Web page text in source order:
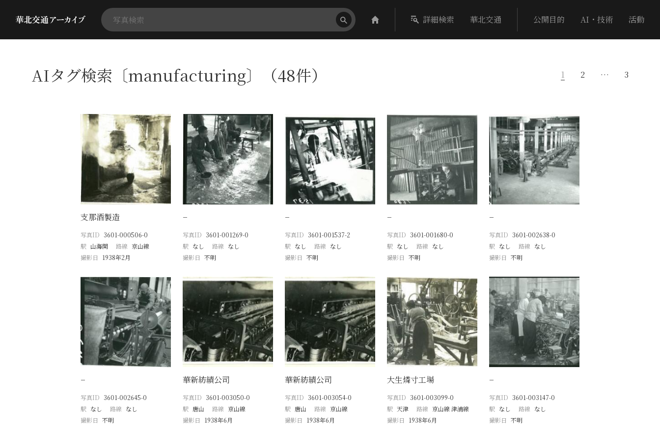
詳細検索 華北交通 公開目的 AI・技術 活動
AIタグ検索〔manufacturing〕（48件） 1 2 … 3
支那酒製造
写真ID 3601-000506-0
駅 山海関 路線 京山線
撮影日
1938年2月
−
写真ID 3601-001269-0
駅 なし 路線 なし
撮影日 不明
−
写真ID 3601-001537-2
駅 なし 路線 なし
撮影日 不明
−
写真ID 3601-001680-0
駅 なし 路線 なし
撮影日 不明
−
写真ID 3601-002638-0
駅 なし 路線 なし
撮影日 不明
−
写真ID 3601-002645-0
駅 なし 路線 なし
撮影日 不明
華新紡績公司
写真ID 3601-003050-0
駅 唐山 路線 京山線
撮影日
1938年6月
華新紡績公司
写真ID 3601-003054-0
駅 唐山 路線 京山線
撮影日
1938年6月
大生燐寸工場
写真ID 3601-003099-0
駅 天津 路線 京山線 津浦線
撮影日
1938年6月
−
写真ID 3601-003147-0
駅 なし 路線 なし
撮影日 不明